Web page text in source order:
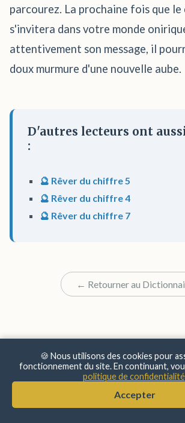
parcourez. La prochaine fois que
s'invitera dans votre monde
attentivement son message, il
doux murmure d'une nouvelle aube.
D'autres lecteurs ont
:
🔮 Rêver du chiffre 5
🔮 Rêver du chiffre 4
🔮 Rêver du chiffre 7
← Retourner au
Confidentialité
🍪 Nous utilisons des cookies pour
fonctionnement du site. En continuant,
politique de confidentialité
Accepter